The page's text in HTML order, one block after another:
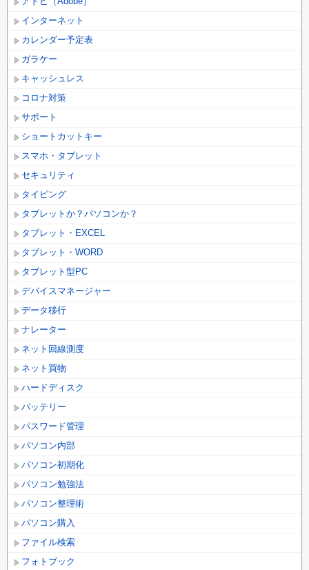
インターネット
カレンダー予定表
ガラケー
キャッシュレス
コロナ対策
サポート
ショートカットキー
スマホ・タブレット
セキュリティ
タイピング
タブレットか？パソコンか？
タブレット・EXCEL
タブレット・WORD
タブレット型PC
デバイスマネージャー
データ移行
ナレーター
ネット回線測度
ネット買物
ハードディスク
バッテリー
パスワード管理
パソコン内部
パソコン初期化
パソコン勉強法
パソコン整理術
パソコン購入
ファイル検索
フォトブック